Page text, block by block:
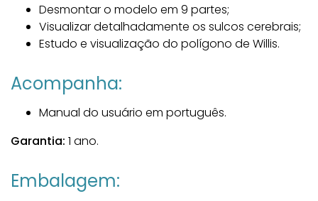
Desmontar o modelo em 9 partes;
Visualizar detalhadamente os sulcos cerebrais;
Estudo e visualização do polígono de Willis.
Acompanha:
Manual do usuário em português.
Garantia: 1 ano.
Embalagem: